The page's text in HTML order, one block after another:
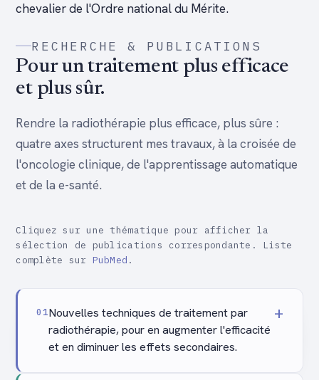
chevalier de l'Ordre national du Mérite.
RECHERCHE & PUBLICATIONS
Pour un traitement plus efficace
et plus sûr.
Rendre la radiothérapie plus efficace, plus sûre :
quatre axes structurent mes travaux, à la croisée de
l'oncologie clinique, de l'apprentissage automatique
et de la e-santé.
Cliquez sur une thématique pour afficher la
sélection de publications correspondante. Liste
complète sur PubMed .
01Nouvelles techniques de traitement par
radiothérapie, pour en augmenter l'efficacité
et en diminuer les effets secondaires.
+